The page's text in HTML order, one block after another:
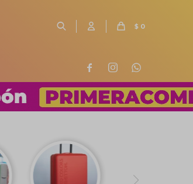
$ 0
  